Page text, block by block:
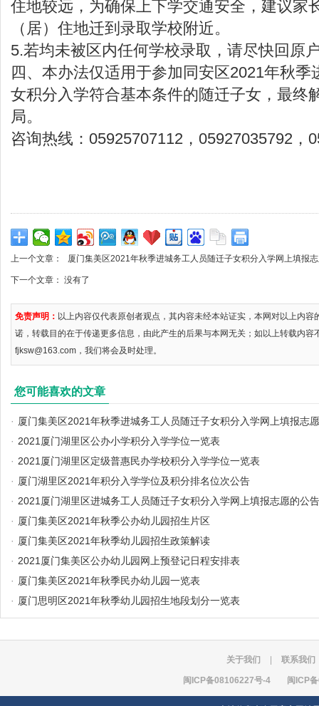
住地较远，为确保上下学交通安全，建议家
（居）住地迁到录取学校附近。
5.若均未被区内任何学校录取，请尽快回原
四、本办法仅适用于参加同安区2021年秋季
女积分入学符合基本条件的随迁子女，最终
局。
咨询热线：05925707112，05927035792，
上一个文章： 厦门集美区2021年秋季进城务工人员随迁子女积分入学网上填报
下一个文章： 没有了
免责声明： 以上内容仅代表原创者观点，其内容未经本站证实，本网对以上内
诺，转载目的在于传递更多信息，由此产生的后果与本网无关；如以上转载内容
fjksw@163.com，我们将会及时处理。
您可能喜欢的文章
· 厦门集美区2021年秋季进城务工人员随迁子女积分入学网上填报志愿
· 2021厦门湖里区公办小学积分入学学位一览表
· 2021厦门湖里区定级普惠民办学校积分入学学位一览表
· 厦门湖里区2021年积分入学学位及积分排名位次公告
· 2021厦门湖里区进城务工人员随迁子女积分入学网上填报志愿的公告
· 厦门集美区2021年秋季公办幼儿园招生片区
· 厦门集美区2021年秋季幼儿园招生政策解读
· 2021厦门集美区公办幼儿园网上预登记日程安排表
· 厦门集美区2021年秋季民办幼儿园一览表
· 厦门思明区2021年秋季幼儿园招生地段划分一览表
关于我们 联系我们
闽ICP备08106227号-4 闽ICP